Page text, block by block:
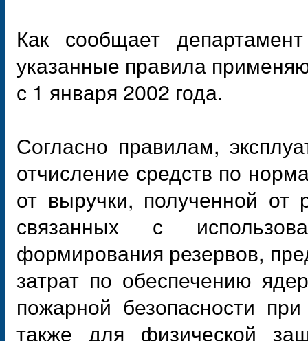
Как сообщает
указанные правила
с 1 января 2002 года.
Согласно правилам,
отчисление средств по
от выручки, полученной от
связанных с
формирования резервов,
затрат по обеспечению
пожарной безопасности
также для физической